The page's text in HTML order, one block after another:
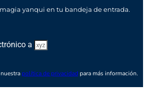
yanqui en tu bandeja de entrada.
a
política de privacidad para más información.